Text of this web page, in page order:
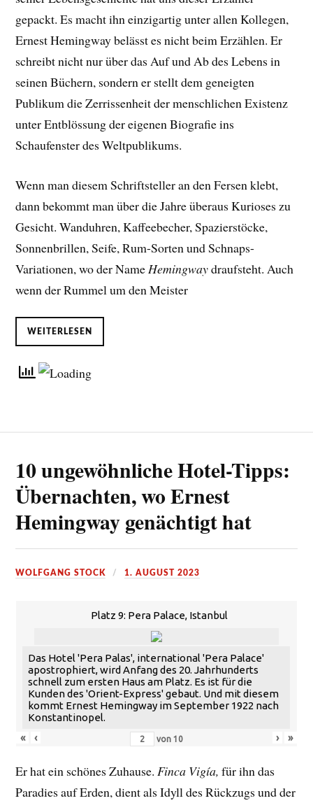
gepackt. Es macht ihn einzigartig unter allen Kollegen,
Ernest Hemingway belässt es nicht beim Erzählen. Er
schreibt nicht nur über das Auf und Ab des Lebens in
seinen Büchern, sondern er stellt dem geneigten
Publikum die Zerrissenheit der menschlichen Existenz
unter Entblössung der eigenen Biografie ins
Schaufenster des Weltpublikums.
Wenn man diesem Schriftsteller an den Fersen klebt,
dann bekommt man über die Jahre überaus Kurioses zu
Gesicht. Wanduhren, Kaffeebecher, Spazierstöcke,
Sonnenbrillen, Seife, Rum-Sorten und Schnaps-
Variationen, wo der NameHemingwaydraufsteht. Auch
wenn der Rummel um den Meister
WEITERLESEN
10 ungewöhnliche Hotel-Tipps:
Übernachten, wo Ernest
Hemingway genächtigt hat
WOLFGANG STOCK 1. AUGUST 2023
Platz 9: Pera Palace, Istanbul
Das Hotel 'Pera Palas', international 'Pera Palace'
apostrophiert, wird Anfang des 20. Jahrhunderts
schnell zum ersten Haus am Platz. Es ist für die
Kunden des 'Orient-Express' gebaut. Und mit diesem
kommt Ernest Hemingway im September 1922 nach
Konstantinopel.
«
‹ von 10 › »
Er hat ein schönes Zuhause. Finca Vigía, für ihn das
Paradies auf Erden, dient als Idyll des Rückzugs und der